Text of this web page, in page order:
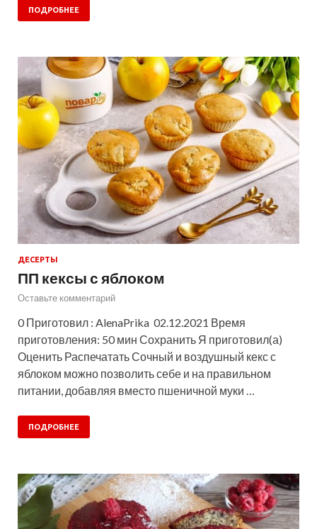
ПОДРОБНЕЕ
ДЕСЕРТЫ
ПП кексы с яблоком
Оставьте комментарий
0 Приготовил : AlenaPrika 02.12.2021 Время
приготовления: 50 мин Сохранить Я приготовил(а)
Оценить Распечатать Сочный и воздушный кекс с
яблоком можно позволить себе и на правильном
питании, добавляя вместо пшеничной муки …
ПОДРОБНЕЕ